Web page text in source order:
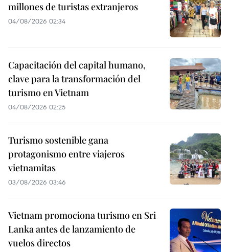
millones de turistas extranjeros
04/08/2026 02:34
Capacitación del capital humano,
clave para la transformación del
turismo en Vietnam
04/08/2026 02:25
Turismo sostenible gana
protagonismo entre viajeros
vietnamitas
03/08/2026 03:46
Vietnam promociona turismo en Sri
Lanka antes de lanzamiento de
vuelos directos